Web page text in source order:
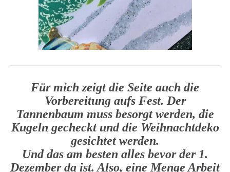
Für mich zeigt die Seite auch die
Vorbereitung aufs Fest. Der
Tannenbaum muss besorgt werden, die
Kugeln gecheckt und die Weihnachtdeko
gesichtet werden.
Und das am besten alles bevor der 1.
Dezember da ist. Also, eine Menge Arbeit